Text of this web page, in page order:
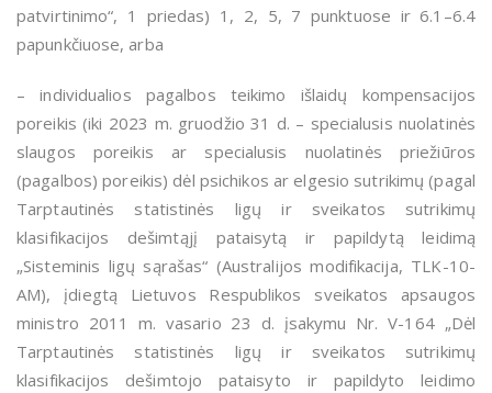
patvirtinimo“, 1 priedas) 1, 2, 5, 7 punktuose ir 6.1–6.4
papunkčiuose, arba
– individualios pagalbos teikimo išlaidų kompensacijos
poreikis (iki 2023 m. gruodžio 31 d. – specialusis nuolatinės
slaugos poreikis ar specialusis nuolatinės priežiūros
(pagalbos) poreikis) dėl psichikos ar elgesio sutrikimų (pagal
Tarptautinės statistinės ligų ir sveikatos sutrikimų
klasifikacijos dešimtąjį pataisytą ir papildytą leidimą
„Sisteminis ligų sąrašas“ (Australijos modifikacija, TLK-10-
AM), įdiegtą Lietuvos Respublikos sveikatos apsaugos
ministro 2011 m. vasario 23 d. įsakymu Nr. V-164 „Dėl
Tarptautinės statistinės ligų ir sveikatos sutrikimų
klasifikacijos dešimtojo pataisyto ir papildyto leidimo